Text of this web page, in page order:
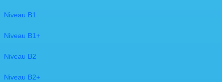
Niveau B1
Niveau B1+
Niveau B2
Niveau B2+